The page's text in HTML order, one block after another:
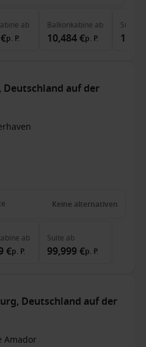
ab
p. P.
Balkonkabine ab
10,484 €p. P.
Suite
Deutschland auf der
Keine alternativen
ab
€p. P.
Suite ab
99,999 €p. P.
Deutschland auf der
Amador